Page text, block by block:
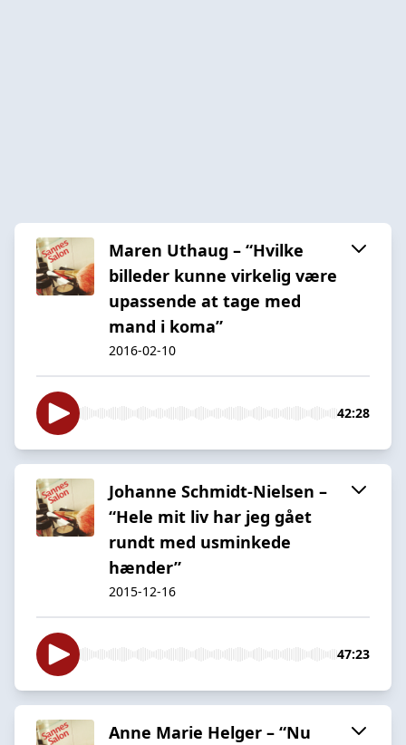
Maren Uthaug – “Hvilke
billeder kunne virkelig være
upassende at tage med
mand i koma”
2016-02-10
42:28
Johanne Schmidt-Nielsen –
“Hele mit liv har jeg gået
rundt med usminkede
hænder”
2015-12-16
47:23
Anne Marie Helger – “Nu